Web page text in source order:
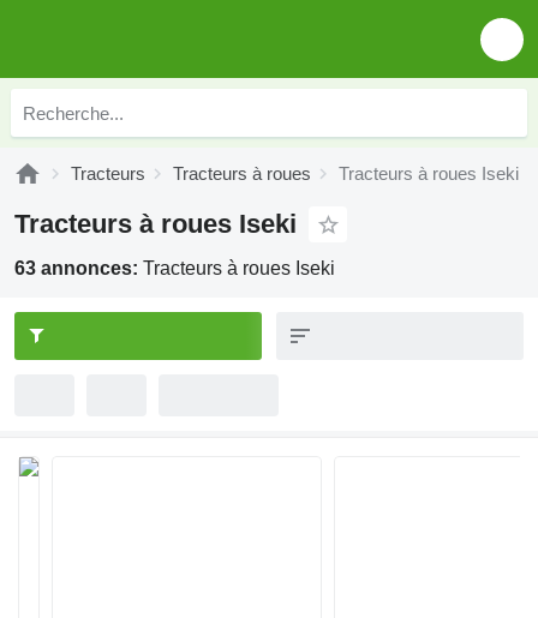
Tracteurs Tracteurs à roues Tracteurs à roues Iseki
Tracteurs à roues Iseki
63 annonces: Tracteurs à roues Iseki